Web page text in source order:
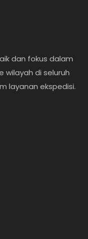
dan fokus dalam
wilayah di seluruh
layanan ekspedisi.